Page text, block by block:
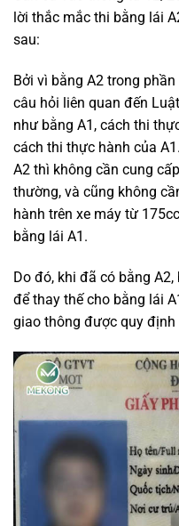
lời thắc mắc thi bằng lái
sau:
Bởi vì bằng A2 trong
câu hỏi liên quan đến
như bằng A1, cách thi
cách thi thực hành của
A2 thì không cần cung
thường, và cũng không
hành trên xe máy từ
bằng lái A1.
Do đó, khi đã có bằng
để thay thế cho bằng lái
giao thông được quy